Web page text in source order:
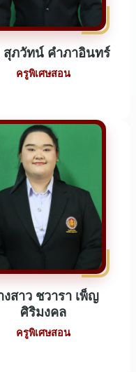
สุภวัทน์ คำภาอินทร์
ครูพิเศษสอน
งสาว ชวารา เพ็ญ
ศิริมงคล
ครูพิเศษสอน